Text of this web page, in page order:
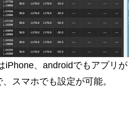
、androidでもアプリが
スマホでも設定が可能。